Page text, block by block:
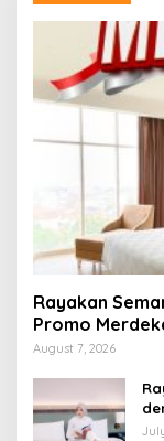
Rayakan
Promo
Lampung
August 7, 2026